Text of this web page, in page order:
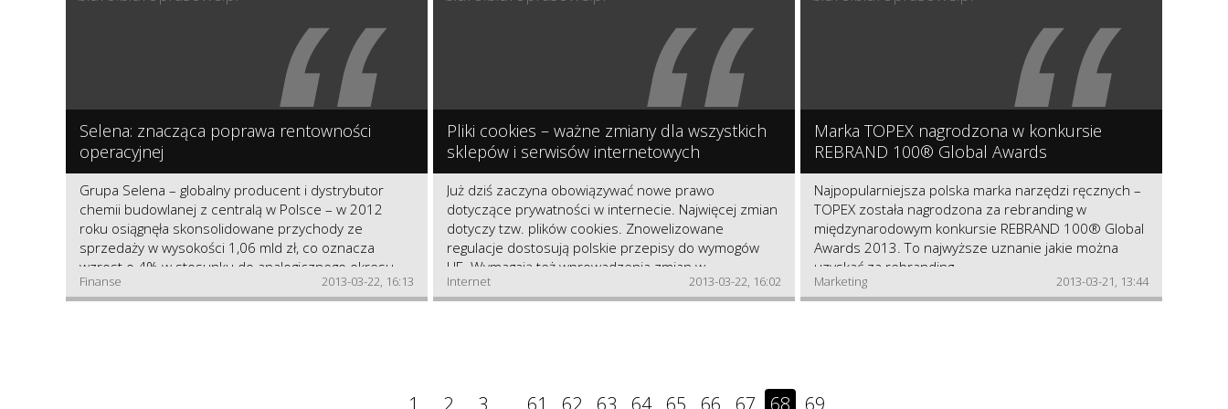
wpływ na wzrost wyniku Grupy w 2012 roku miały
rezultaty osiągnięte przez Viamind Sp. z o.o.
obsługującą sieć operatora PLAY, której przychód i
zysk netto wzrosły rok do roku o 18%.
“
Selena: znacząca poprawa rentowności
operacyjnej
Grupa Selena – globalny producent i dystrybutor
chemii budowlanej z centralą w Polsce – w 2012
roku osiągnęła skonsolidowane przychody ze
sprzedaży w wysokości 1,06 mld zł, co oznacza
wzrost o 4% w stosunku do analogicznego okresu
2011. Skonsolidowany zysk netto wyniósł 4,3 mln, a
zysk operacyjny (EBIT) 27 mln zł, czyli był ponad
Finanse 2013-03-22, 16:13 “
Pliki cookies – ważne zmiany dla wszystkich
sklepów i serwisów internetowych
Już dziś zaczyna obowiązywać nowe prawo
dotyczące prywatności w internecie. Najwięcej zmian
dotyczy tzw. plików cookies. Znowelizowane
regulacje dostosują polskie przepisy do wymogów
UE. Wymagają też wprowadzenia zmian w
regulaminach lub w polityce prywatności e-sklepów i
serwisów internetowych. Za ewentualne opóźnienia
Internet 2013-03-22, 16:02 “
Marka TOPEX nagrodzona w konkursie
REBRAND 100® Global Awards
Najpopularniejsza polska marka narzędzi ręcznych –
TOPEX została nagrodzona za rebranding w
międzynarodowym konkursie REBRAND 100® Global
Awards 2013. To najwyższe uznanie jakie można
uzyskać za rebranding.
Marketing 2013-03-21, 13:44
1 2 3 61 62 63 64 65 66 67 68 69